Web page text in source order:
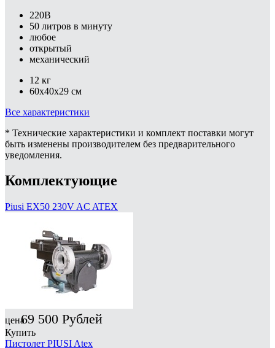
220В
50 литров в минуту
любое
открытый
механический
12 кг
60x40x29 см
Все характеристики
* Технические характеристики и комплект поставки могут
быть изменены производителем без предварительного
уведомления.
Комплектующие
Piusi EX50 230V AC ATEX
цена69 500 Рублей
Купить
Пистолет PIUSI Atex